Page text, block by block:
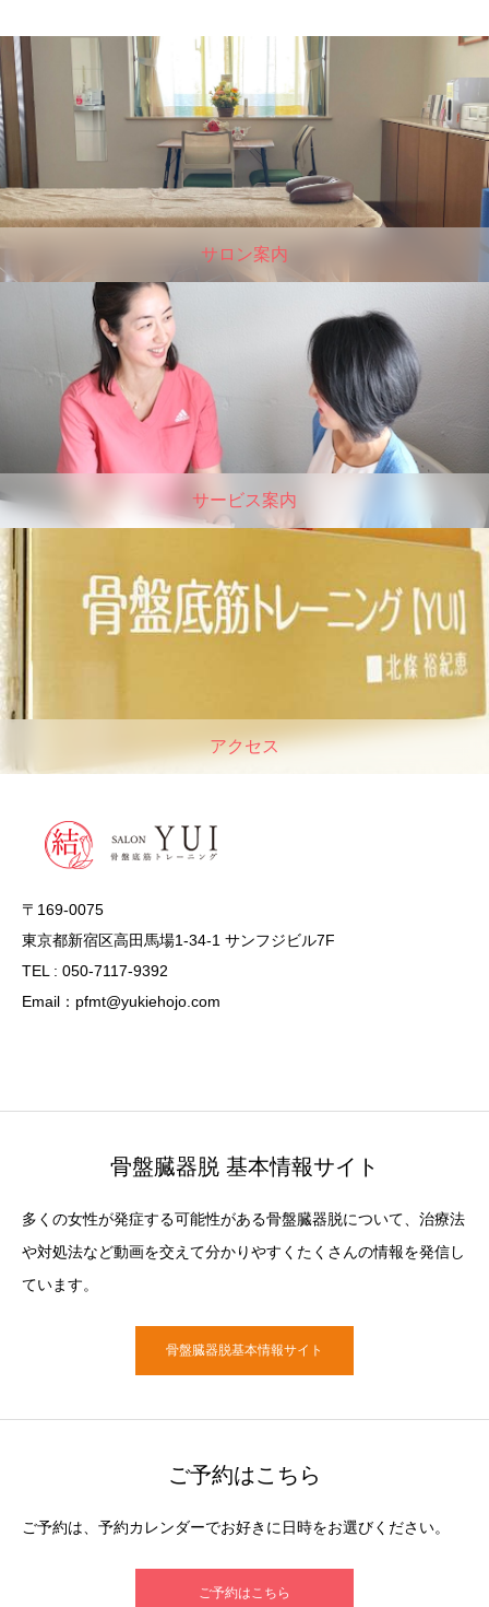
サロン案内
サービス案内
アクセス
〒169-0075
東京都新宿区高田馬場1-34-1 サンフジビル7F
TEL : 050-7117-9392
Email：pfmt@yukiehojo.com
骨盤臓器脱 基本情報サイト
多くの女性が発症する可能性がある骨盤臓器脱について、治療法
や対処法など動画を交えて分かりやすくたくさんの情報を発信し
ています。
骨盤臓器脱基本情報サイト
ご予約はこちら
ご予約は、予約カレンダーでお好きに日時をお選びください。
ご予約はこちら